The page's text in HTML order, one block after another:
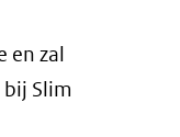
en zal
Slim